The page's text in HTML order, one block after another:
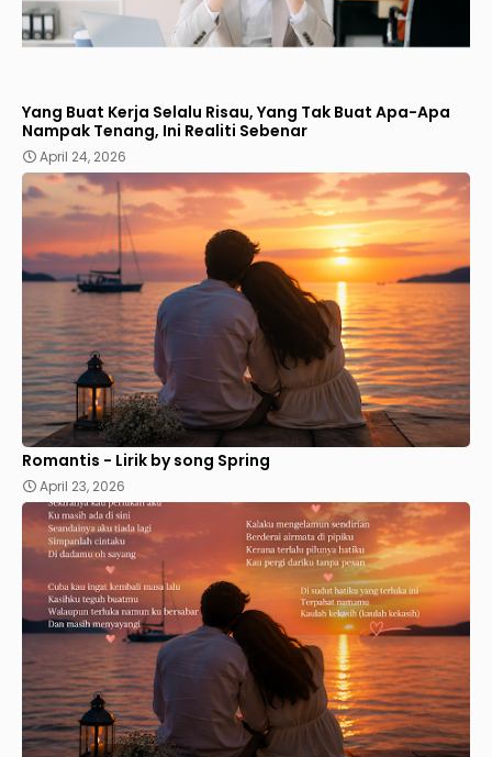
Yang Buat Kerja Selalu Risau, Yang Tak Buat Apa-Apa
Nampak Tenang, Ini Realiti Sebenar
April 24, 2026
Romantis - Lirik by song Spring
April 23, 2026